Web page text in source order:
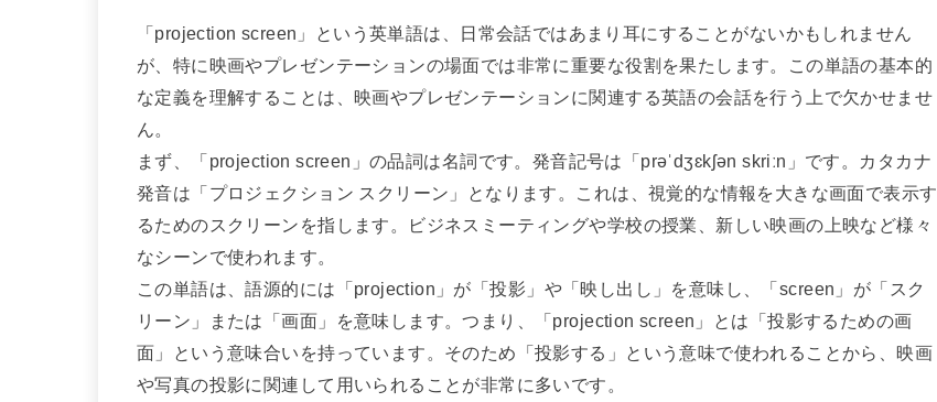
「projection screen」という英単語は、日常会話ではあまり耳にすることがないかもしれません
が、特に映画やプレゼンテーションの場面では非常に重要な役割を果たします。この単語の基本的
な定義を理解することは、映画やプレゼンテーションに関連する英語の会話を行う上で欠かせませ
ん。
まず、「projection screen」の品詞は名詞です。発音記号は「prəˈdʒɛkʃən skriːn」です。カタカナ
発音は「プロジェクション スクリーン」となります。これは、視覚的な情報を大きな画面で表示す
るためのスクリーンを指します。ビジネスミーティングや学校の授業、新しい映画の上映など様々
なシーンで使われます。
この単語は、語源的には「projection」が「投影」や「映し出し」を意味し、「screen」が「スク
リーン」または「画面」を意味します。つまり、「projection screen」とは「投影するための画
面」という意味合いを持っています。そのため「投影する」という意味で使われることから、映画
や写真の投影に関連して用いられることが非常に多いです。